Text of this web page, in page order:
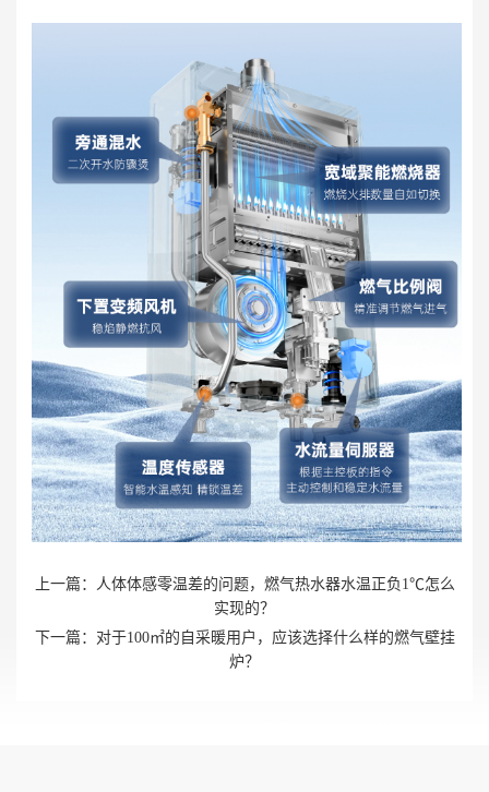
上一篇：
人体体感零温差的问题，燃气热水器水温正负1℃怎么
实现的？
下一篇： 对于100㎡的自采暖用户，应该选择什么样的燃气壁挂
炉？